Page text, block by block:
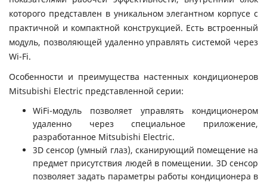
которого представлен в уникальном элегантном корпусе с
практичной и компактной конструкцией. Есть встроенный
модуль, позволяющей удаленно управлять системой через
Wi-Fi.
Особенности и преимущества настенных кондиционеров
Mitsubishi Electric представленной серии:
WiFi-модуль позволяет управлять кондиционером
удаленно через специальное приложение,
разработанное Mitsubishi Electric.
3D сенсор (умный глаз), сканирующий помещение на
предмет присутствия людей в помещении. 3D сенсор
позволяет задать параметры работы кондиционера в